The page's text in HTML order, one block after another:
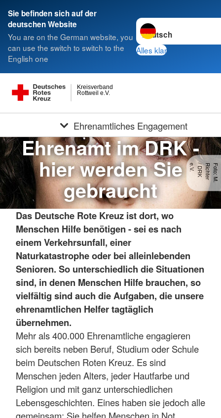
Sie befinden sich auf der
deutschen Website
You are on the German website, you
can use the switch to switch to the
English one
Sprache wechseln zu
Alles klar
Rottweil e.V.
Kreisverband
Ehrenamtliches Engagement
F
o
t
o
:
M
.
R
ic
h
t
e
r
/
D
R
K
e
.
V
.
Ehrenamt im DRK -
hier werden Sie
gebraucht
Das Deutsche Rote Kreuz ist dort, wo
Menschen Hilfe benötigen - sei es nach
einem Verkehrsunfall, einer
Naturkatastrophe oder bei alleinlebenden
Senioren. So unterschiedlich die Situationen
sind, in denen Menschen Hilfe brauchen, so
vielfältig sind auch die Aufgaben, die unsere
ehrenamtlichen Helfer tagtäglich
übernehmen.
Mehr als 400.000 Ehrenamtliche engagieren
sich bereits neben Beruf, Studium oder Schule
beim Deutschen Roten Kreuz. Es sind
Menschen jeden Alters, jeder Hautfarbe und
Religion und mit ganz unterschiedlichen
Lebensgeschichten. Eines haben sie jedoch alle